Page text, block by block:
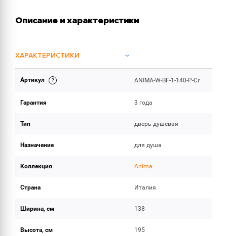
Описание и характеристики
ХАРАКТЕРИСТИКИ
ОБЪЕМ ПОСТАВКИ
Артикул ANIMA-W-BF-1-140-P-Cr
Гарантия 3 года
Тип дверь душевая
Назначение для душа
Коллекция Anima
Страна Италия
Ширина, см 138
Высота, см 195